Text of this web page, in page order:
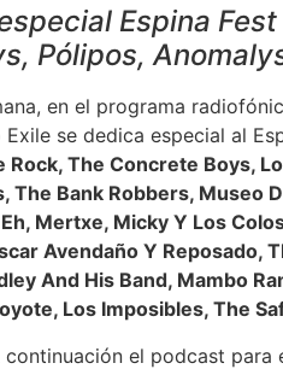
Espina
Pólipos,
en el programa
Exile se dedica especial al
Rock, The Concrete Boys,
The Bank Robbers, Museo
Mertxe, Micky Y Los
Avendaño Y Reposado,
And His Band, Mambo
Los Imposibles, The
continuación el podcast para